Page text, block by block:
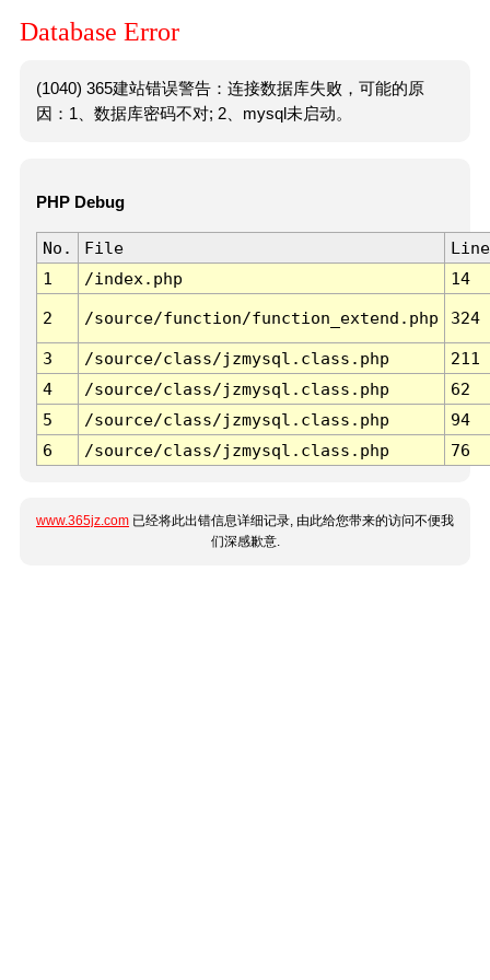
Database Error
(1040) 365建站错误警告：连接数据库失败，可能的原
因：1、数据库密码不对; 2、mysql未启动。
PHP Debug
No. File
Line
1
/index.php 14
2 /source/function/function_extend.php 324
3 /source/class/jzmysql.class.php
211
4
/source/class/jzmysql.class.php
62
5
/source/class/jzmysql.class.php
94
6
/source/class/jzmysql.class.php 76
www.365jz.com 已经将此出错信息详细记录, 由此给您带来的访问不便我
们深感歉意.